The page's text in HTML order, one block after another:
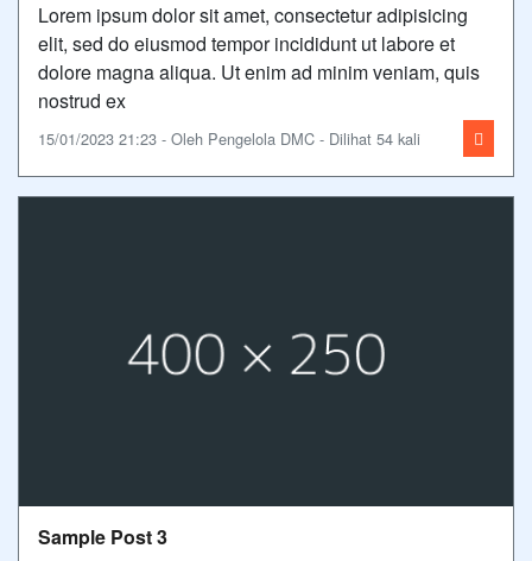
Lorem ipsum dolor sit amet, consectetur adipisicing
elit, sed do eiusmod tempor incididunt ut labore et
dolore magna aliqua. Ut enim ad minim veniam, quis
nostrud ex
15/01/2023 21:23 - Oleh Pengelola DMC - Dilihat 54 kali
Sample Post 3